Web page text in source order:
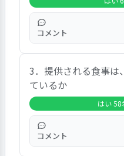
の子どもや保護者へ
ど､回答者個々の考え
ている｡設問別では、
心」「食事」「自然
遇」「病気やけが」
尊重」「プライバシ
明」「不満や要望の
問中16問が80%以上
コメント
「はい」の回答は
ない」の回答は
は、「毎日楽しく遊
ニコ登園します」
一方、「クラス全
いますが、個人に
るかが分かりませ
3．提供される食事は
ているか
はい 58
コメント